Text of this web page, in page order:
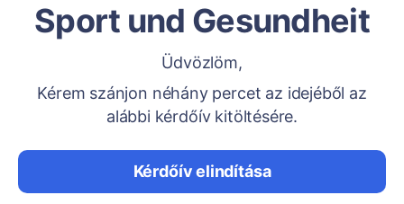
Sport und Gesundheit
Üdvözlöm,
Kérem szánjon néhány percet az idejéből az
alábbi kérdőív kitöltésére.
Kérdőív elindítása